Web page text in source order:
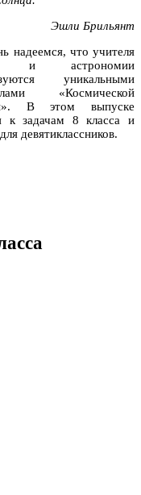
Эшли Брильянт
надеемся, что учителя
и астрономии
уникальными
«Космической
В этом выпуске
к задачам 8 класса и
девятиклассников.